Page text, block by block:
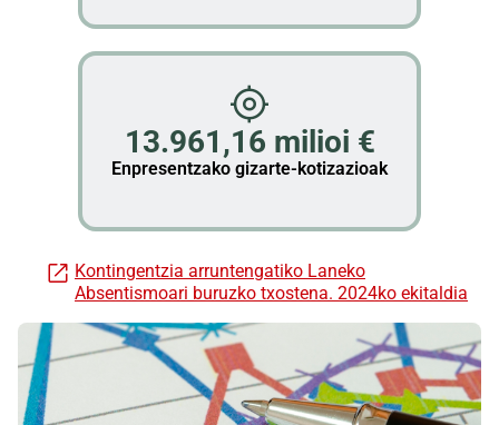
13.961,16 milioi €
Enpresentzako gizarte-kotizazioak
Kontingentzia arruntengatiko Laneko
Absentismoari buruzko txostena. 2024ko ekitaldia